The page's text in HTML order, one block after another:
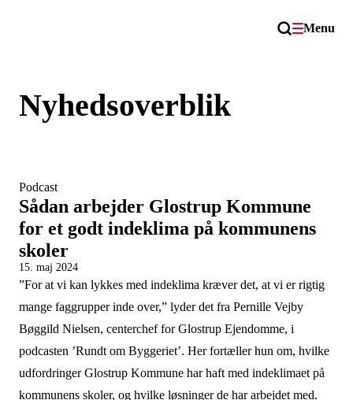
Menu
Nyhedsoverblik
Podcast
Sådan arbejder Glostrup Kommune
for et godt indeklima på kommunens
skoler
15. maj 2024
”For at vi kan lykkes med indeklima kræver det, at vi er rigtig
mange faggrupper inde over,” lyder det fra Pernille Vejby
Bøggild Nielsen, centerchef for Glostrup Ejendomme, i
podcasten ’Rundt om Byggeriet’. Her fortæller hun om, hvilke
udfordringer Glostrup Kommune har haft med indeklimaet på
kommunens skoler, og hvilke løsninger de har arbejdet med.